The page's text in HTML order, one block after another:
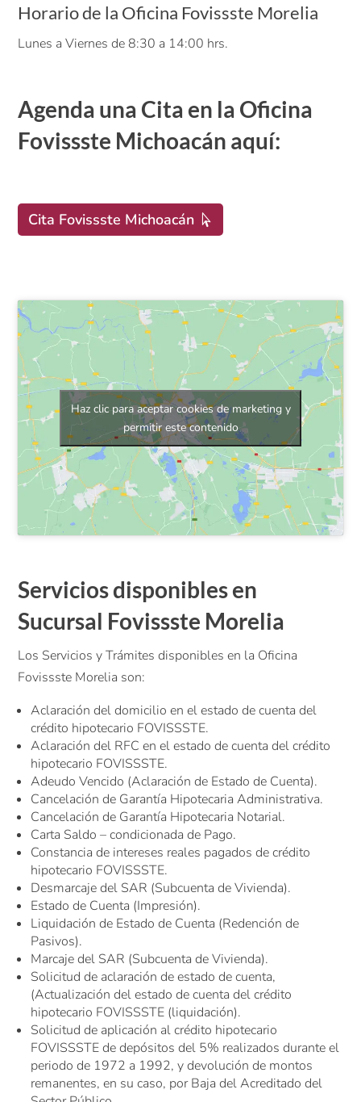
Horario de la Oficina Fovissste Morelia
Lunes a Viernes de 8:30 a 14:00 hrs.
Agenda una Cita en la Oficina
Fovissste Michoacán aquí:
Cita Fovissste Michoacán
Haz clic para aceptar cookies de marketing y
permitir este contenido
Servicios disponibles en
Sucursal Fovissste Morelia
Los Servicios y Trámites disponibles en la Oficina
Fovissste Morelia son:
Aclaración del domicilio en el estado de cuenta del
crédito hipotecario FOVISSSTE.
Aclaración del RFC en el estado de cuenta del crédito
hipotecario FOVISSSTE.
Adeudo Vencido (Aclaración de Estado de Cuenta).
Cancelación de Garantía Hipotecaria Administrativa.
Cancelación de Garantía Hipotecaria Notarial.
Carta Saldo – condicionada de Pago.
Constancia de intereses reales pagados de crédito
hipotecario FOVISSSTE.
Desmarcaje del SAR (Subcuenta de Vivienda).
Estado de Cuenta (Impresión).
Liquidación de Estado de Cuenta (Redención de
Pasivos).
Marcaje del SAR (Subcuenta de Vivienda).
Solicitud de aclaración de estado de cuenta,
(Actualización del estado de cuenta del crédito
hipotecario FOVISSSTE (liquidación).
Solicitud de aplicación al crédito hipotecario
FOVISSSTE de depósitos del 5% realizados durante el
periodo de 1972 a 1992, y devolución de montos
remanentes, en su caso, por Baja del Acreditado del